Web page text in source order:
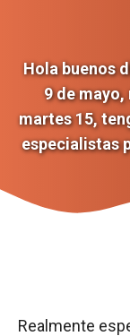
Hola buenos
9 de
martes 15,
especialistas
Realmente